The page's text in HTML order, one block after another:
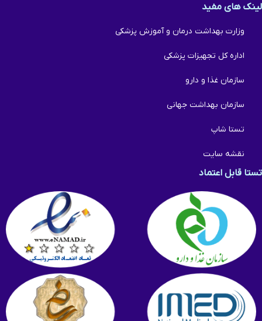
لینک های مفید
وزارت بهداشت درمان و آموزش پزشکی
اداره کل تجهیزات پزشکی
سازمان غذا و دارو
سازمان بهداشت جهانی
تستا شاپ
نقشه سایت
تستا قابل اعتماد